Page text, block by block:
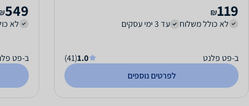
119
₪
לא כולל משלוח
עד 3 ימי עסקים
ב-פט פלנט 1.0
(41)
לפרטים נוספים
549
לא
ב-פט